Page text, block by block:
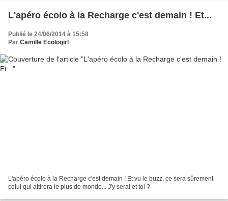
L'apéro écolo à la Recharge c'est demain ! Et...
Publié le 24/06/2014 à 15:58
Par Camille Ecologirl
L'apéro écolo à la Recharge c'est demain ! Et vu le buzz, ce sera sûrement
celui qui attirera le plus de monde... J'y serai et toi ?